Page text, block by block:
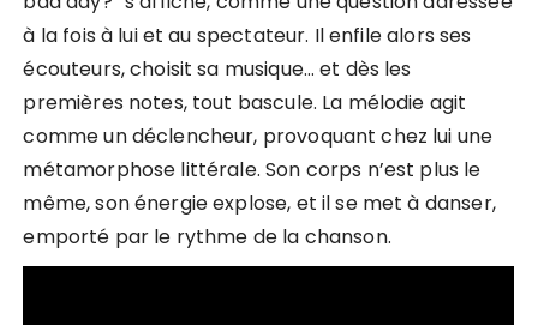
à la fois à lui et au spectateur. Il enfile alors ses
écouteurs, choisit sa musique… et dès les
premières notes, tout bascule. La mélodie agit
comme un déclencheur, provoquant chez lui une
métamorphose littérale. Son corps n’est plus le
même, son énergie explose, et il se met à danser,
emporté par le rythme de la chanson.